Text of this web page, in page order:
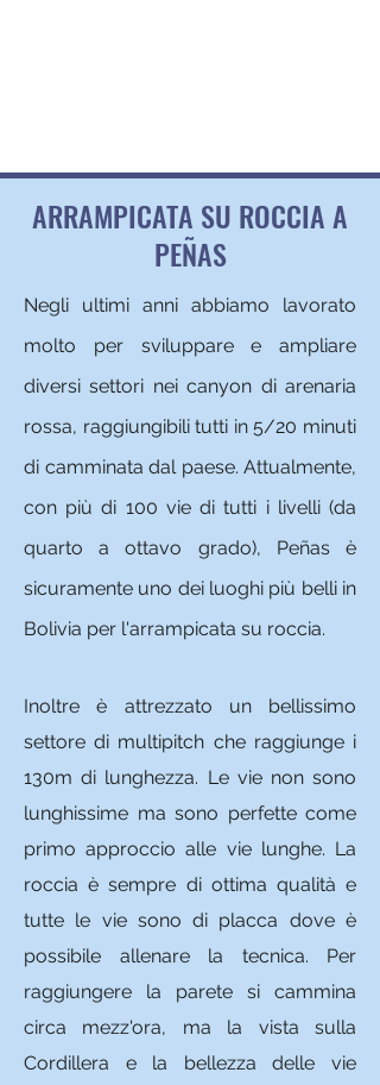
ARRAMPICATA SU ROCCIA A
PEÑAS
Negli ultimi anni abbiamo lavorato
molto per sviluppare e ampliare
diversi settori nei canyon di arenaria
rossa, raggiungibili tutti in 5/20 minuti
di camminata dal paese. Attualmente,
con più di 100 vie di tutti i livelli (da
quarto a ottavo grado), Peñas è
sicuramente uno dei luoghi più belli in
Bolivia per l'arrampicata su roccia.
Inoltre è attrezzato un bellissimo
settore di multipitch che raggiunge i
130m di lunghezza. Le vie non sono
lunghissime ma sono perfette come
primo approccio alle vie lunghe. La
roccia è sempre di ottima qualità e
tutte le vie sono di placca dove è
possibile allenare la tecnica. Per
raggiungere la parete si cammina
circa mezz'ora, ma la vista sulla
Cordillera e la bellezza delle vie